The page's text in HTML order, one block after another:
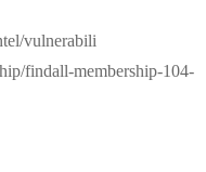
vulnerabili
findall-membership-104-